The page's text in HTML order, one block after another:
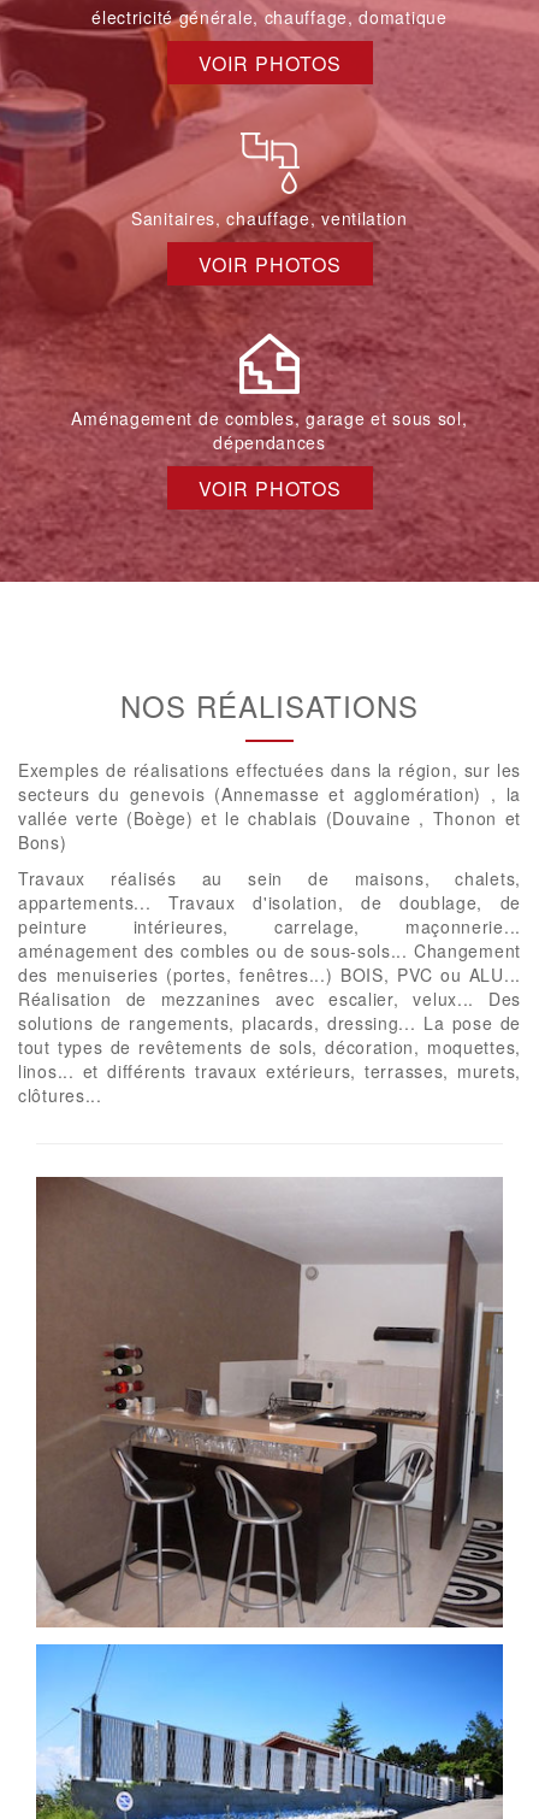
électricité générale, chauffage, domatique
VOIR PHOTOS
Sanitaires, chauffage, ventilation
VOIR PHOTOS
Aménagement de combles, garage et sous sol,
dépendances
VOIR PHOTOS
NOS RÉALISATIONS
Exemples de réalisations effectuées dans la région, sur les
secteurs du genevois (Annemasse et agglomération) , la
vallée verte (Boège) et le chablais (Douvaine , Thonon et
Bons)
Travaux réalisés au sein de maisons, chalets,
appartements... Travaux d'isolation, de doublage, de
peinture intérieures, carrelage, maçonnerie...
aménagement des combles ou de sous-sols... Changement
des menuiseries (portes, fenêtres...) BOIS, PVC ou ALU...
Réalisation de mezzanines avec escalier, velux... Des
solutions de rangements, placards, dressing... La pose de
tout types de revêtements de sols, décoration, moquettes,
linos... et différents travaux extérieurs, terrasses, murets,
clôtures...